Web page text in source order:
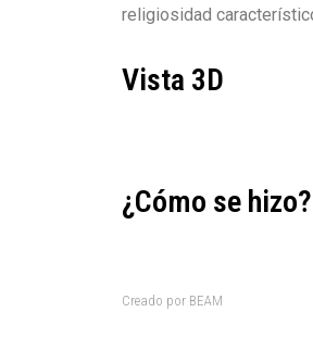
religiosidad
Vista 3D
¿Cómo se hizo?
Creado por BEAM